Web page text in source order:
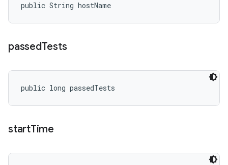
public String hostName
passedTests
public long passedTests
startTime